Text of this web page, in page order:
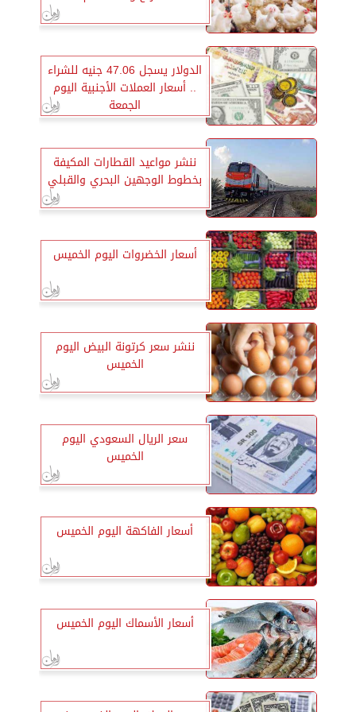
الدولار يسجل 47.06 جنيه للشراء
.. أسعار العملات الأجنبية اليوم
الجمعة
ننشر مواعيد القطارات المكيفة
بخطوط الوجهين البحري والقبلي
أسعار الخضروات اليوم الخميس
ننشر سعر كرتونة البيض اليوم
الخميس
سعر الريال السعودي اليوم
الخميس
أسعار الفاكهة اليوم الخميس
أسعار الأسماك اليوم الخميس